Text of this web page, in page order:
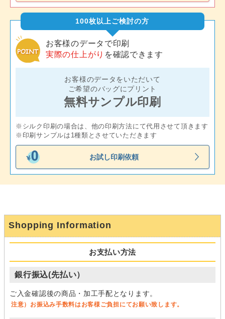
100枚以上ご検討の方
お客様のデータで印刷
実際の仕上がり を確認できます
お客様のデータをいただいて
ご希望のバッグにプリント
無料サンプル印刷
※シルク印刷の場合は、他の印刷方法にて代用させて頂きます
※印刷サンプルは1種類とさせていただきます
お試し印刷依頼
Shopping Information
お支払い方法
銀行振込(先払い）
ご入金確認後の商品・加工手配となります。
注意）お振込み手数料はお客様ご負担にてお願い致します。